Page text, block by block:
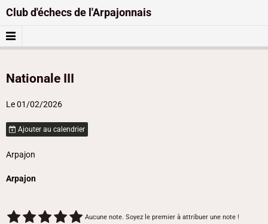
Club d'échecs de l'Arpajonnais
Nationale III
Le 01/02/2026
Ajouter au calendrier
Arpajon
Arpajon
Aucune note. Soyez le premier à attribuer une note !